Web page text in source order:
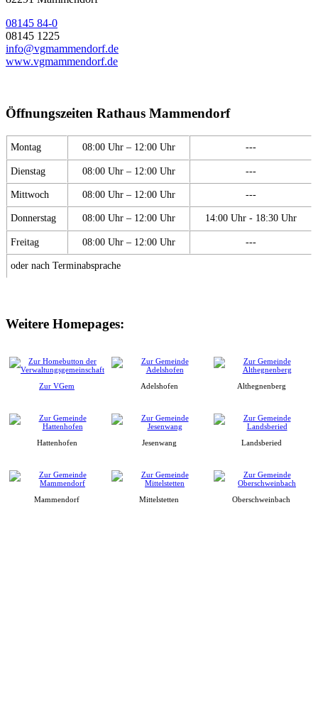
08145 84-0
08145 1225
info@vgmammendorf.de
www.vgmammendorf.de
Öffnungszeiten Rathaus Mammendorf
Montag 08:00 Uhr – 12:00 Uhr ---
Dienstag 08:00 Uhr – 12:00 Uhr ---
Mittwoch 08:00 Uhr – 12:00 Uhr ---
Donnerstag 08:00 Uhr – 12:00 Uhr 14:00 Uhr - 18:30 Uhr
Freitag 08:00 Uhr – 12:00 Uhr ---
oder nach Terminabsprache
Weitere Homepages:
Zur VGem Adelshofen Althegnenberg
Hattenhofen Jesenwang Landsberied
Mammendorf Mittelstetten Oberschweinbach